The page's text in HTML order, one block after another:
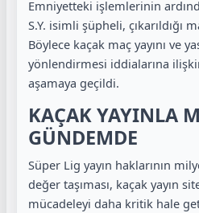
Emniyetteki işlemlerinin
S.Y. isimli şüpheli, çıkarıldığı
Böylece kaçak maç yayını ve
yönlendirmesi iddialarına
aşamaya geçildi.
KAÇAK YAYINLA
GÜNDEMDE
Süper Lig yayın haklarının
değer taşıması, kaçak yayın
mücadeleyi daha kritik hale